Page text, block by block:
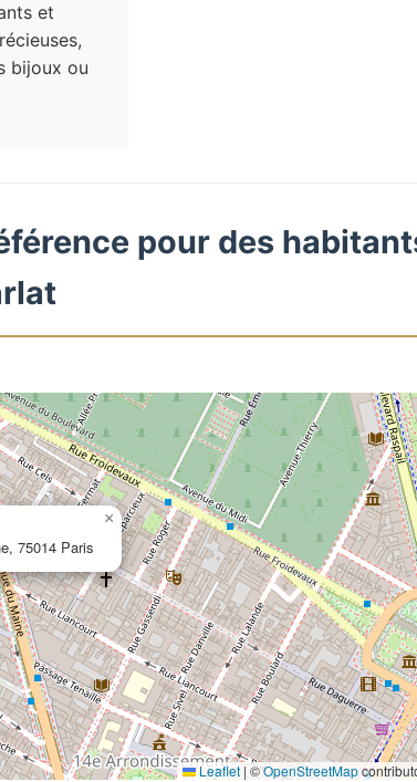
et
bijoux ou
pour des
75014 Paris
×
Leaflet | ©OpenStreetMap